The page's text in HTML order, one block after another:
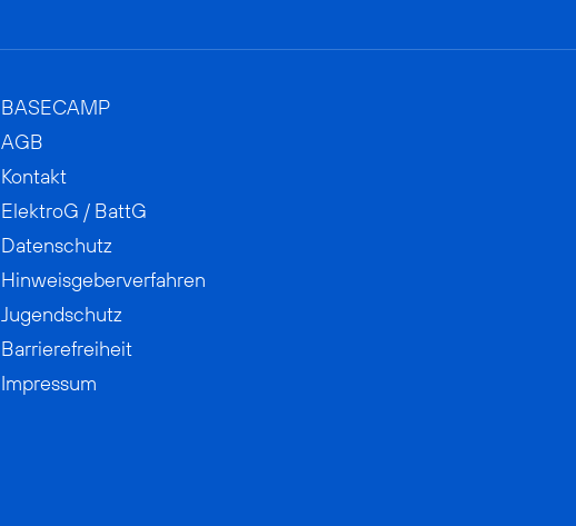
BASECAMP
AGB
Kontakt
ElektroG / BattG
Datenschutz
Hinweisgeberverfahren
Jugendschutz
Barrierefreiheit
Impressum